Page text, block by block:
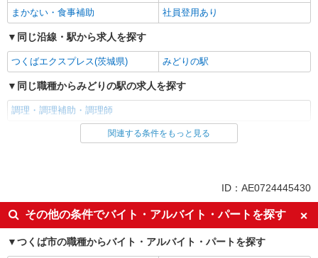
まかない・食事補助
社員登用あり
同じ沿線・駅から求人を探す
つくばエクスプレス(茨城県) みどりの駅
同じ職種からみどりの駅の求人を探す
調理・調理補助・調理師
同じ雇用形態からみどりの駅の求人を探す
未経験歓迎
高校生OK
フリーター歓迎
週2～3日勤務OK
短時間勤務（1日4h以内）OK
扶養内勤務OK
関連する条件をもっと見る
ID：AE0724445430
その他の条件でバイト・アルバイト・パートを探す
つくば市の職種からバイト・アルバイト・パートを探す